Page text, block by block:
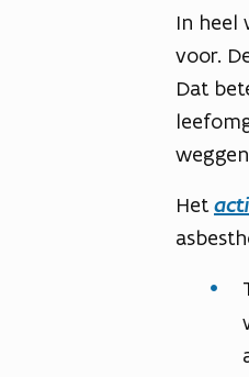
In heel
voor.
Dat
Het